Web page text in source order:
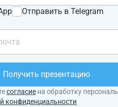
Отправить в Telegram
Получить презентацию
согласие на обработку
конфиденциальности